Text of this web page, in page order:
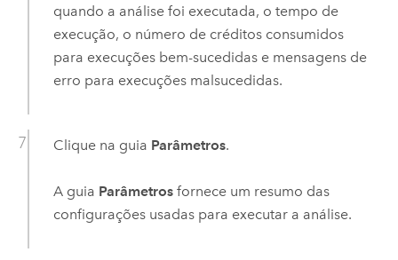
quando a análise foi executada, o tempo de
execução, o número de créditos consumidos
para execuções bem-sucedidas e mensagens de
erro para execuções malsucedidas.
Clique na guia Parâmetros.
A guia Parâmetrosfornece um resumo das
configurações usadas para executar a análise.